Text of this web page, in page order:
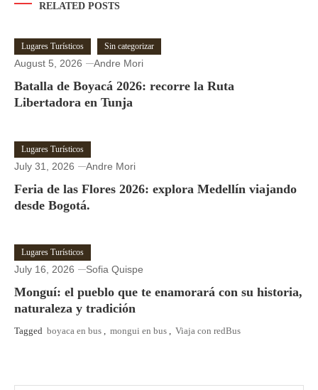
RELATED POSTS
Lugares Turísticos Sin categorizar
August 5, 2026 Andre Mori
Batalla de Boyacá 2026: recorre la Ruta
Libertadora en Tunja
Lugares Turísticos
July 31, 2026 Andre Mori
Feria de las Flores 2026: explora Medellín viajando
desde Bogotá.
Lugares Turísticos
July 16, 2026 Sofia Quispe
Monguí: el pueblo que te enamorará con su historia,
naturaleza y tradición
Tagged boyaca en bus , mongui en bus , Viaja con redBus